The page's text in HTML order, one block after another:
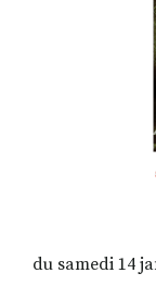
du samedi 14